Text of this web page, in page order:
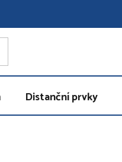
Distanční prvky